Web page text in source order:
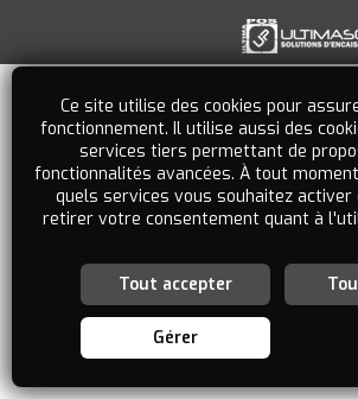
Ce site utilise des cookies pour
fonctionnement. Il utilise aussi des
services tiers permettant de
fonctionnalités avancées. À tout
quels services vous souhaitez activer
retirer votre consentement quant à
Personnalisation des
Vous êtes libre de choisir quels services
activer. En autorisant ces services tiers,
Tout accepter
Gérer